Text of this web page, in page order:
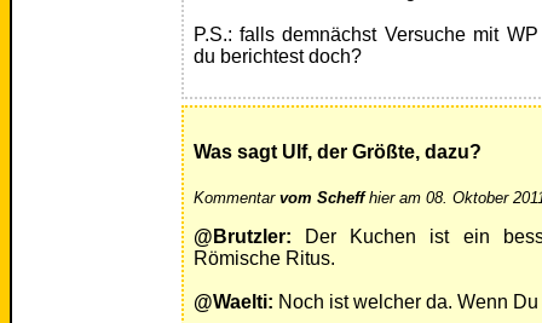
P.S.: falls demnächst Versuche mit
du berichtest doch?
Was sagt Ulf, der Größte, dazu?
Kommentar vom Scheffhier am 08. Oktober
@Brutzler: Der Kuchen ist ein
Römische Ritus.
@Waelti: Noch ist welcher da. Wenn